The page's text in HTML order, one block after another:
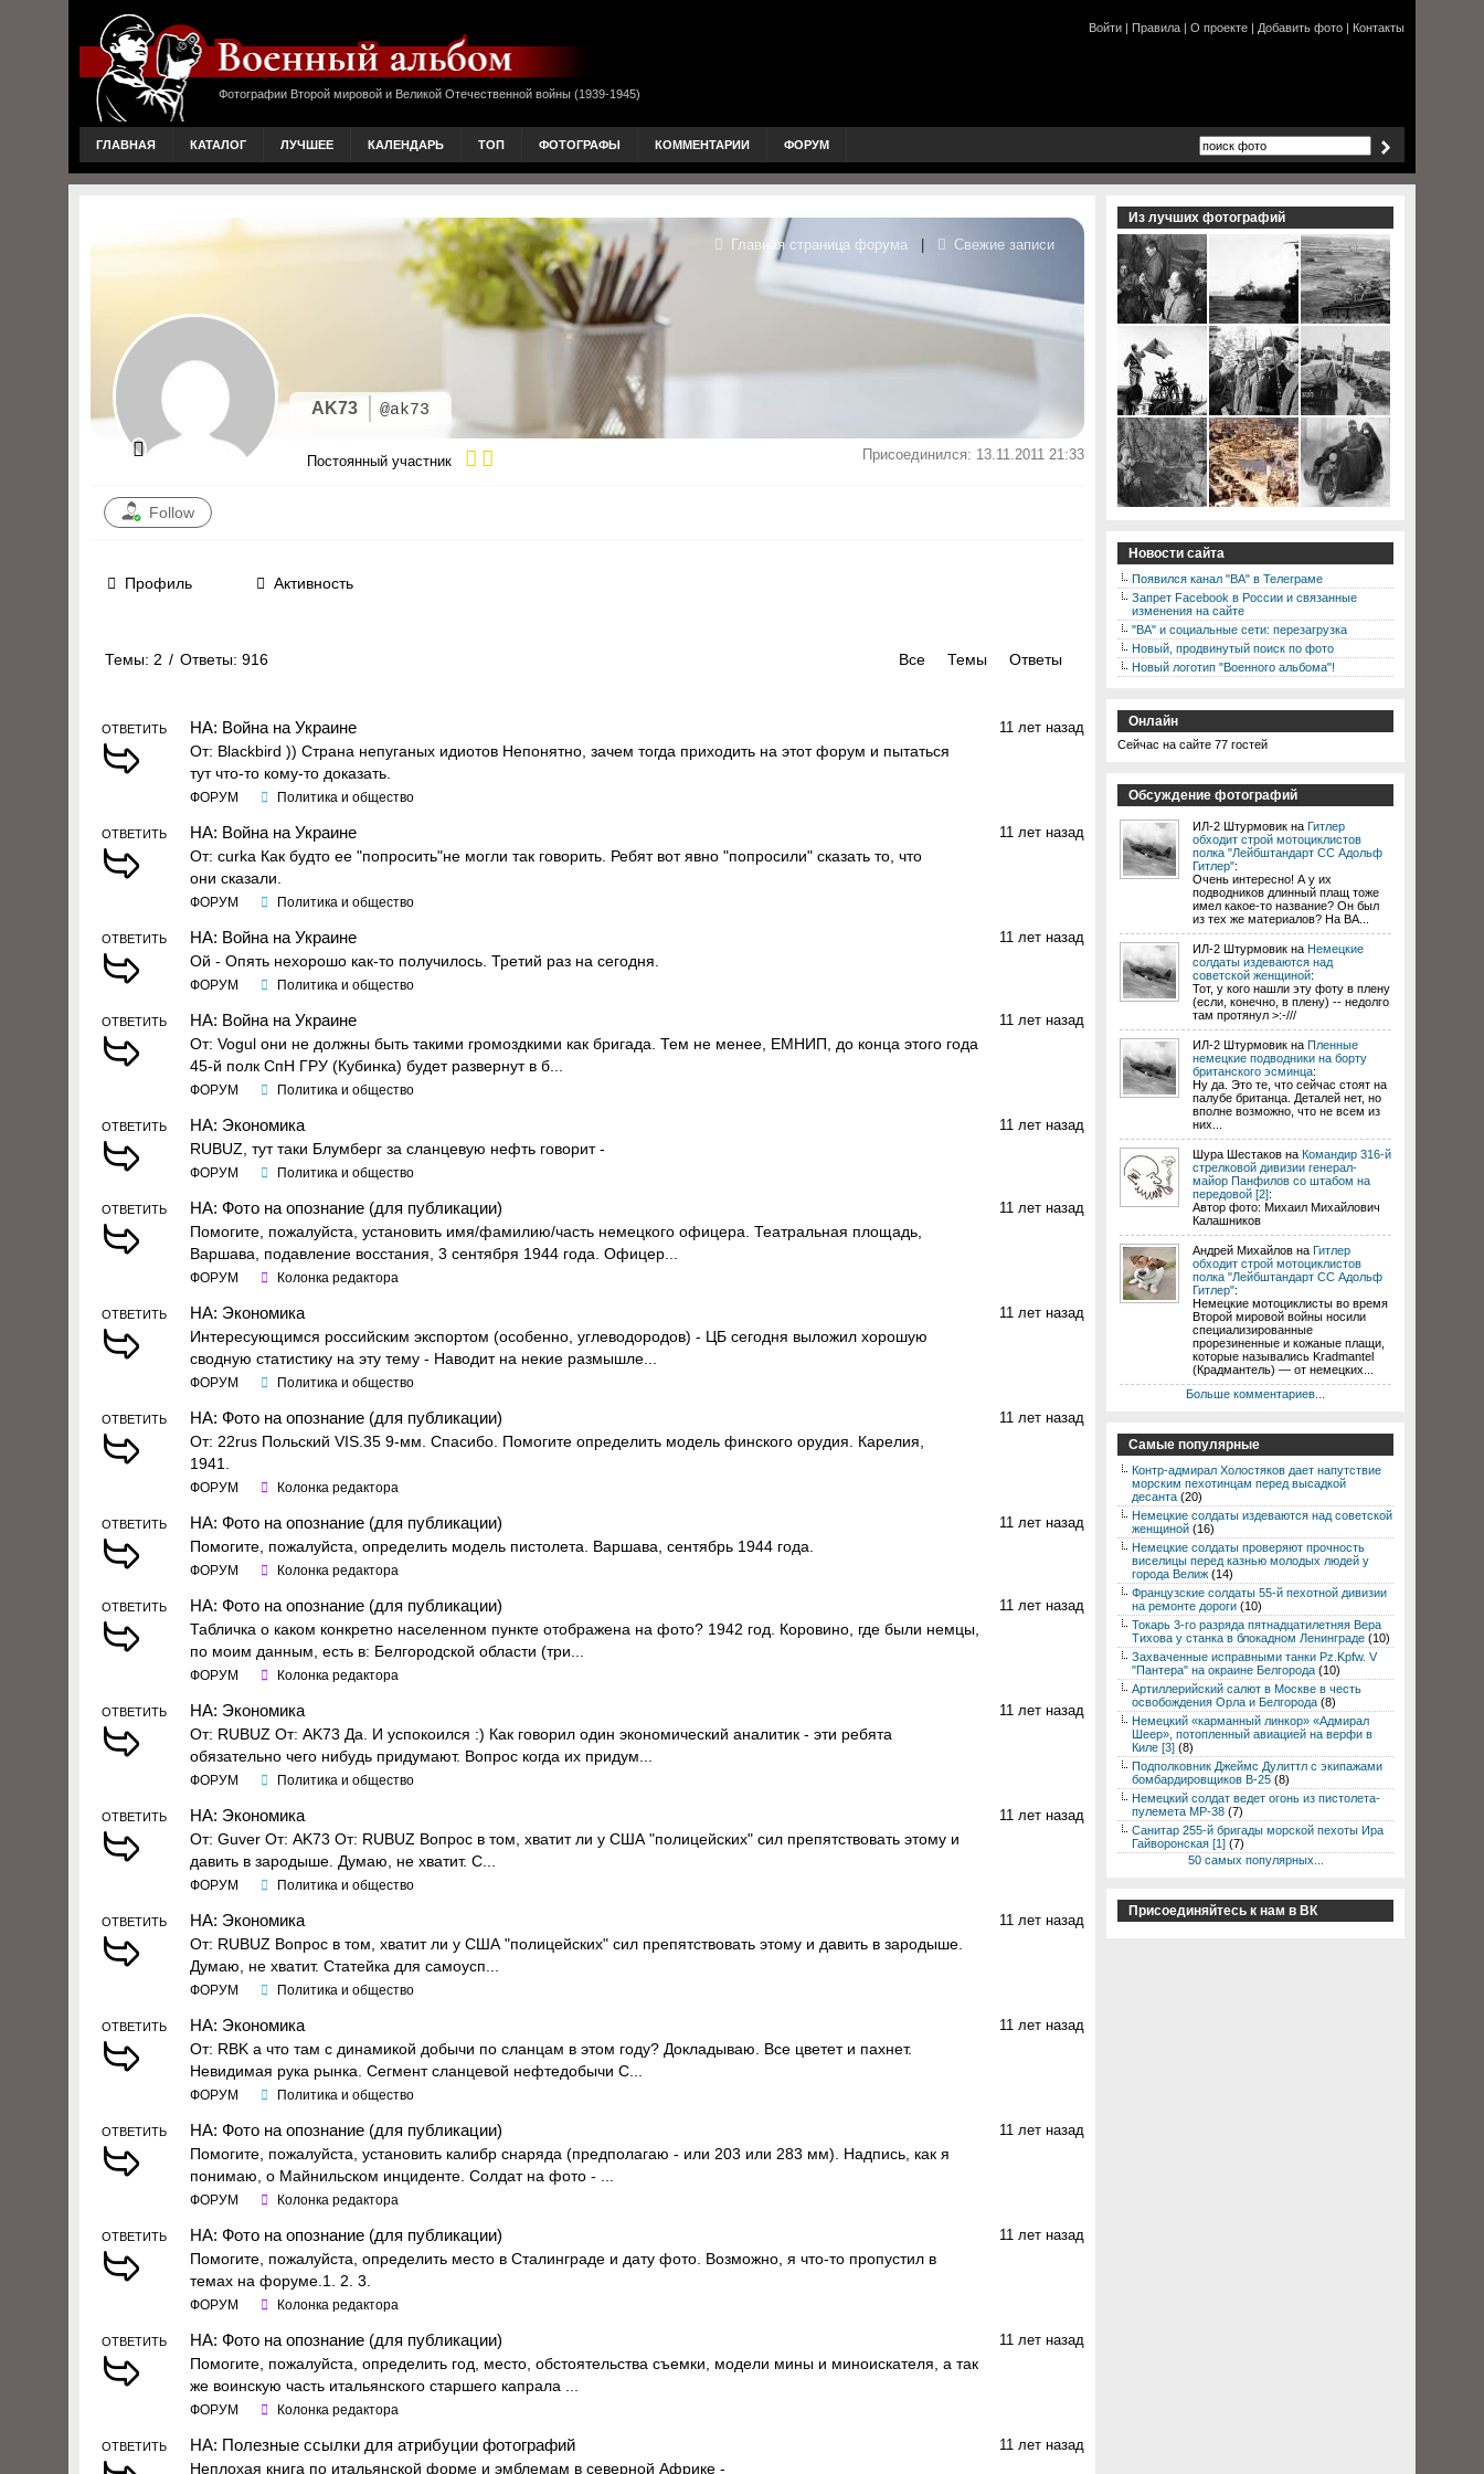
Фотографии Второй мировой и Великой Отечественной войны (1939-1945)
Войти | Правила | О проекте | Добавить фото | Контакты
ГЛАВНАЯ КАТАЛОГ ЛУЧШЕЕ КАЛЕНДАРЬ ТОП ФОТОГРАФЫ КОММЕНТАРИИ ФОРУМ
AK73 @ak73
Главная страница форума Свежие записи
Постоянный участник Присоединился: 13.11.2011 21:33
Follow
Профиль Активность
Темы: 2 / Ответы: 916 Все Темы Ответы
ОТВЕТИТЬ НА: Война на Украине
От: Blаckbird )) Страна непуганых идиотов Непонятно, зачем тогда приходить на этот форум и пытаться
тут что-то кому-то доказать.
11 лет назад
ФОРУМ Политика и общество
ОТВЕТИТЬ НА: Война на Украине
От: curka Как будто ее "попросить"не могли так говорить. Ребят вот явно "попросили" сказать то, что
они сказали.
11 лет назад
ФОРУМ Политика и общество
ОТВЕТИТЬ НА: Война на Украине
Ой - Опять нехорошо как-то получилось. Третий раз на сегодня.
11 лет назад
ФОРУМ Политика и общество
ОТВЕТИТЬ НА: Война на Украине
От: Vogul они не должны быть такими громоздкими как бригада. Тем не менее, ЕМНИП, до конца этого года
45-й полк СпН ГРУ (Кубинка) будет развернут в б...
11 лет назад
ФОРУМ Политика и общество
ОТВЕТИТЬ НА: Экономика
RUBUZ, тут таки Блумберг за сланцевую нефть говорит -
11 лет назад
ФОРУМ Политика и общество
ОТВЕТИТЬ НА: Фото на опознание (для публикации)
Помогите, пожалуйста, установить имя/фамилию/часть немецкого офицера. Театральная площадь,
Варшава, подавление восстания, 3 сентября 1944 года. Офицер...
11 лет назад
ФОРУМ Колонка редактора
ОТВЕТИТЬ НА: Экономика
Интересующимся российским экспортом (особенно, углеводородов) - ЦБ сегодня выложил хорошую
сводную статистику на эту тему - Наводит на некие размышле...
11 лет назад
ФОРУМ Политика и общество
ОТВЕТИТЬ НА: Фото на опознание (для публикации)
От: 22rus Польский VIS.35 9-мм. Спасибо. Помогите определить модель финского орудия. Карелия,
1941.
11 лет назад
ФОРУМ Колонка редактора
ОТВЕТИТЬ НА: Фото на опознание (для публикации)
Помогите, пожалуйста, определить модель пистолета. Варшава, сентябрь 1944 года.
11 лет назад
ФОРУМ Колонка редактора
ОТВЕТИТЬ НА: Фото на опознание (для публикации)
Табличка о каком конкретно населенном пункте отображена на фото? 1942 год. Коровино, где были немцы,
по моим данным, есть в: Белгородской области (три...
11 лет назад
ФОРУМ Колонка редактора
ОТВЕТИТЬ НА: Экономика
От: RUBUZ От: AK73 Да. И успокоился :) Как говорил один экономический аналитик - эти ребята
обязательно чего нибудь придумают. Вопрос когда их придум...
11 лет назад
ФОРУМ Политика и общество
ОТВЕТИТЬ НА: Экономика
От: Guver От: AK73 От: RUBUZ Вопрос в том, хватит ли у США "полицейских" сил препятствовать этому и
давить в зародыше. Думаю, не хватит. С...
11 лет назад
ФОРУМ Политика и общество
ОТВЕТИТЬ НА: Экономика
От: RUBUZ Вопрос в том, хватит ли у США "полицейских" сил препятствовать этому и давить в зародыше.
Думаю, не хватит. Статейка для самоусп...
11 лет назад
ФОРУМ Политика и общество
ОТВЕТИТЬ НА: Экономика
От: RBK а что там с динамикой добычи по сланцам в этом году? Докладываю. Все цветет и пахнет.
Невидимая рука рынка. Сегмент сланцевой нефтедобычи С...
11 лет назад
ФОРУМ Политика и общество
ОТВЕТИТЬ НА: Фото на опознание (для публикации)
Помогите, пожалуйста, установить калибр снаряда (предполагаю - или 203 или 283 мм). Надпись, как я
понимаю, о Майнильском инциденте. Солдат на фото - ...
11 лет назад
ФОРУМ Колонка редактора
ОТВЕТИТЬ НА: Фото на опознание (для публикации)
Помогите, пожалуйста, определить место в Сталинграде и дату фото. Возможно, я что-то пропустил в
темах на форуме.1. 2. 3.
11 лет назад
ФОРУМ Колонка редактора
ОТВЕТИТЬ НА: Фото на опознание (для публикации)
Помогите, пожалуйста, определить год, место, обстоятельства съемки, модели мины и миноискателя, а так
же воинскую часть итальянского старшего капрала ...
11 лет назад
ФОРУМ Колонка редактора
ОТВЕТИТЬ НА: Полезные ссылки для атрибуции фотографий
Неплохая книга по итальянской форме и эмблемам в северной Африке -
11 лет назад
Из лучших фотографий
Новости сайта
Появился канал "ВА" в Телеграме
Запрет Facebook в России и связанные
изменения на сайте
"ВА" и социальные сети: перезагрузка
Новый, продвинутый поиск по фото
Новый логотип "Военного альбома"!
Онлайн
Сейчас на сайте 77 гостей
Обсуждение фотографий
ИЛ-2 Штурмовик на Гитлер
обходит строй мотоциклистов
полка "Лейбштандарт СС Адольф
Гитлер":
Очень интересно! А у их
подводников длинный плащ тоже
имел какое-то название? Он был
из тех же материалов? На ВА...
ИЛ-2 Штурмовик на Немецкие
солдаты издеваются над
советской женщиной:
Тот, у кого нашли эту фоту в плену
(если, конечно, в плену) -- недолго
там протянул >:-///
ИЛ-2 Штурмовик на Пленные
немецкие подводники на борту
британского эсминца:
Ну да. Это те, что сейчас стоят на
палубе британца. Деталей нет, но
вполне возможно, что не всем из
них...
Шура Шестаков на Командир 316-й
стрелковой дивизии генерал-
майор Панфилов со штабом на
передовой [2]:
Автор фото: Михаил Михайлович
Калашников
Андрей Михайлов на Гитлер
обходит строй мотоциклистов
полка "Лейбштандарт СС Адольф
Гитлер":
Немецкие мотоциклисты во время
Второй мировой войны носили
специализированные
прорезиненные и кожаные плащи,
которые назывались Kradmantel
(Крадмантель) — от немецких...
Больше комментариев...
Самые популярные
Контр-адмирал Холостяков дает напутствие
морским пехотинцам перед высадкой
десанта (20)
Немецкие солдаты издеваются над советской
женщиной (16)
Немецкие солдаты проверяют прочность
виселицы перед казнью молодых людей у
города Велиж (14)
Французские солдаты 55-й пехотной дивизии
на ремонте дороги (10)
Токарь 3-го разряда пятнадцатилетняя Вера
Тихова у станка в блокадном Ленинграде (10)
Захваченные исправными танки Pz.Kpfw. V
"Пантера" на окраине Белгорода (10)
Артиллерийский салют в Москве в честь
освобождения Орла и Белгорода (8)
Немецкий «карманный линкор» «Адмирал
Шеер», потопленный авиацией на верфи в
Киле [3] (8)
Подполковник Джеймс Дулиттл с экипажами
бомбардировщиков B-25 (8)
Немецкий солдат ведет огонь из пистолета-
пулемета MP-38 (7)
Санитар 255-й бригады морской пехоты Ира
Гайворонская [1] (7)
50 самых популярных...
Присоединяйтесь к нам в ВК